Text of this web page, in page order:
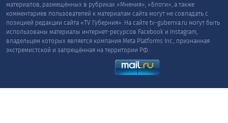
материалов, размещённых в рубриках «Мнения», «Блоги», а также
комментариев пользователей к материалам сайта могут не совпадать с
позицией редакции сайта «TV Губерния». На сайте tv-gubernia.ru могут быть
использованы материалы интернет-ресурсов Facebook и Instagram,
владельцем которых является компания Meta Platforms Inc., признанная
экстремистской и запрещённая на территории РФ.